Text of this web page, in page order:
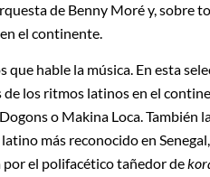
de Benny Moré y, sobre
el continente.
hable la música. En esta
los ritmos latinos en el
o Makina Loca. También
más reconocido en
por el polifacético tañedor de